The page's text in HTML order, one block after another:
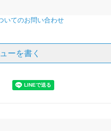
いてのお問い合わせ
ーを書く